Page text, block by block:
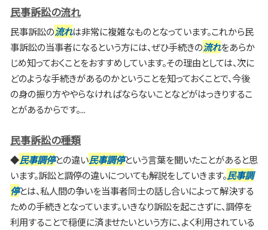
民事訴訟の流れ
民事訴訟の流れは非常に複雑なものとなっています。これから民
事訴訟の当事者になるという方には、ぜひ手続きの流れをあらか
じめ知っておくことをおすすめしています。その理由としては、次に
どのような手続きがあるのかということを知っておくことで、今後
の身の振り方ややらなければならないことなどがはっきりするこ
とがあるからです。...
民事訴訟の種類
◆民事調停との違い民事調停という言葉を聞いたことがあると思
います。訴訟と調停の違いについても解説をしていきます。民事調
停とは、私人間の争いを当事者同士の話し合いによって解決する
ための手続きとなっています。いきなり訴訟を起こさずに、調停を
利用することで穏便に済ませたいという方に、よく利用されている